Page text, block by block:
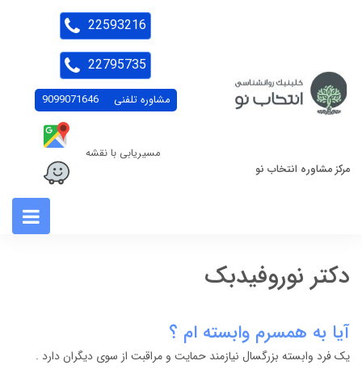
مرکز مشاوره انتخاب نو
مشاوره تلفنی 9099071646
مسیریابی با نقشه
22593216
22795735
دکتر نوروفیدبک
آیا به همسرم وابسته ام ؟
یک فرد وابسته بزرگسال نیازمند حمایت و مراقبت از سوی دیگران دارد .